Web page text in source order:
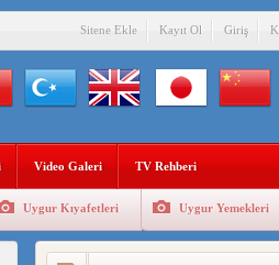
Sitene Ekle Kayıt Ol Giriş
Video Galeri TV Rehberi
Uygur Kıyafetleri Uygur Yemekleri
ANAHTAR PARTİ
BAŞKANI
UYGUR
HAKİKATTIR!